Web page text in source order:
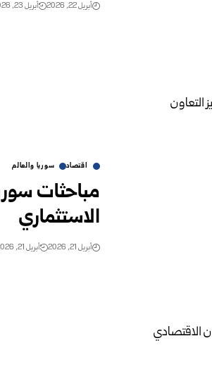
أبريل 22, 2026 أبريل 23, 2026
اقتصاد سوريا والعالم
مباحثات
الاستثماري
أبريل 21, 2026 أبريل 21, 2026